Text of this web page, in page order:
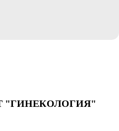
"ГИНЕКОЛОГИЯ"